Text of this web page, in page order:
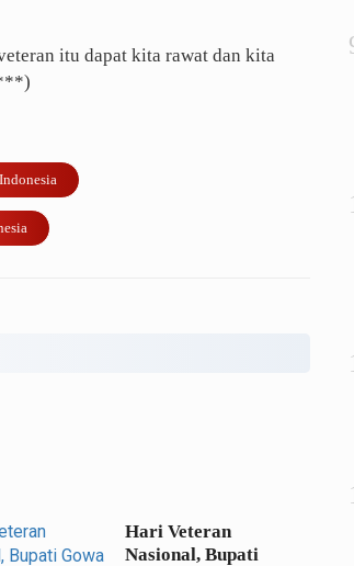
itu dapat kita rawat dan kita
Hari Veteran
Nasional, Bupati